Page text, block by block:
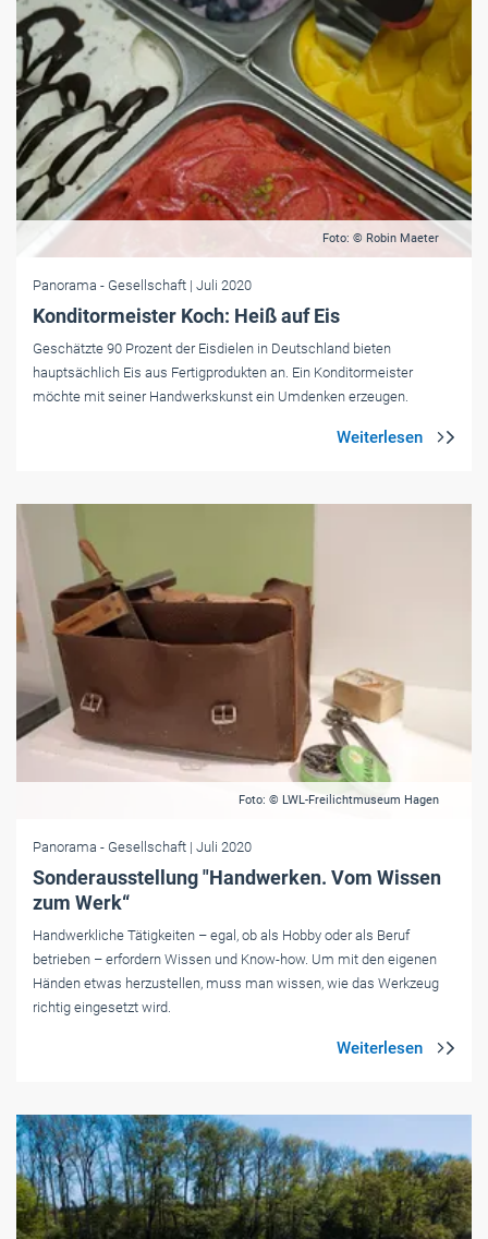
Foto: © Robin Maeter
Panorama - Gesellschaft | Juli 2020
Konditormeister Koch: Heiß auf Eis
Geschätzte 90 Prozent der Eisdielen in Deutschland bieten
hauptsächlich Eis aus Fertigprodukten an. Ein Konditormeister
möchte mit seiner Handwerkskunst ein Umdenken erzeugen.
Foto: © LWL-Freilichtmuseum Hagen
Panorama - Gesellschaft | Juli 2020
Sonderausstellung "Handwerken. Vom Wissen
zum Werk“
Handwerkliche Tätigkeiten – egal, ob als Hobby oder als Beruf
betrieben – erfordern Wissen und Know-how. Um mit den eigenen
Händen etwas herzustellen, muss man wissen, wie das Werkzeug
richtig eingesetzt wird.